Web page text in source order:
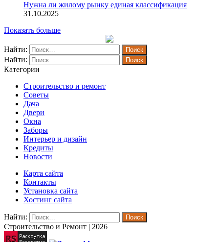
Нужна ли жилому рынку единая классификация
31.10.2025
Показать больше
Найти:
Найти:
Категории
Строительство и ремонт
Советы
Дача
Двери
Окна
Заборы
Интерьер и дизайн
Кредиты
Новости
Карта сайта
Контакты
Установка сайта
Хостинг сайта
Найти:
Строительство и Ремонт | 2026